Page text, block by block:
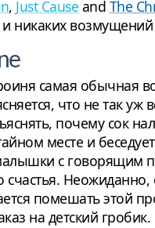
, Just Cause and The
никаких
самая обычная
что не так уж
почему сок
месте и
с говорящим
помешать этой
на детский гробик.